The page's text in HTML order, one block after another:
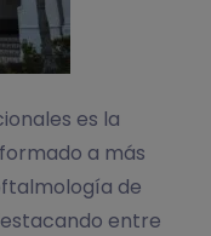
es la
a más
de
entre